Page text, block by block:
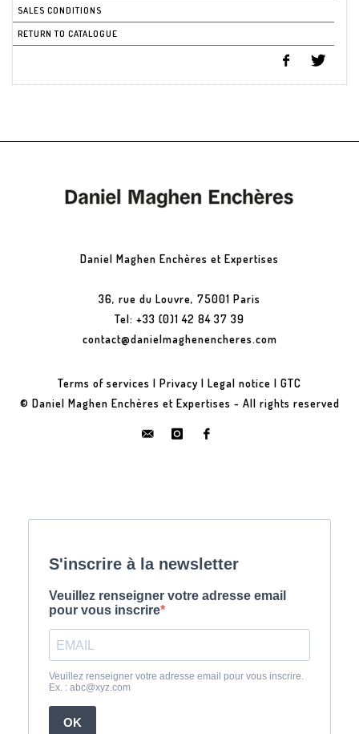
SALES CONDITIONS
RETURN TO CATALOGUE
Daniel Maghen Enchères et Expertises
36, rue du Louvre, 75001 Paris
Tel: +33 (0)1 42 84 37 39
contact@danielmaghenencheres.com
Terms of services | Privacy | Legal notice | GTC
© Daniel Maghen Enchères et Expertises - All rights reserved